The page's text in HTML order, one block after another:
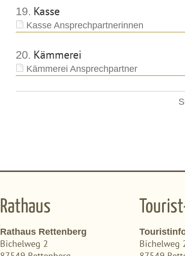
19. Kasse
Kasse Ansprechpartnerinnen
20. Kämmerei
Kämmerei Ansprechpartner
Rathaus
Rathaus Rettenberg
Bichelweg 2
Bichelweg